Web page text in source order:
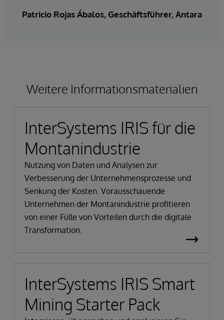
Patricio Rojas Ábalos, Geschäftsführer, Antara
Weitere Informationsmaterialien
InterSystems IRIS für die
Montanindustrie
Nutzung von Daten und Analysen zur
Verbesserung der Unternehmensprozesse und
Senkung der Kosten. Vorausschauende
Unternehmen der Montanindustrie profitieren
von einer Fülle von Vorteilen durch die digitale
Transformation.
InterSystems IRIS Smart
Mining Starter Pack